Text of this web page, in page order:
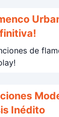
de
Inédito